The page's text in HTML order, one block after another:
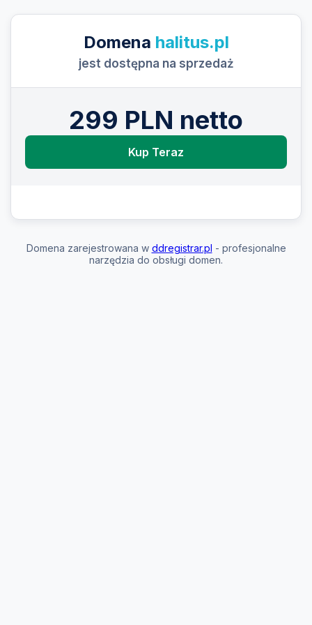
Domena halitus.pl
jest dostępna na sprzedaż
299 PLN netto
Kup Teraz
Domena zarejestrowana w ddregistrar.pl - profesjonalne
narzędzia do obsługi domen.